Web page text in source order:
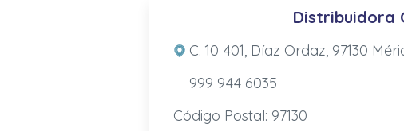
Distribuidora
C. 10 401, Díaz Ordaz, 97130
999 944 6035
Código Postal: 97130